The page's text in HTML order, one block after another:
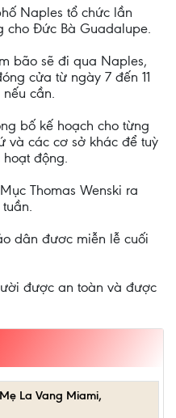
Naples tổ chức lần
cho Đức Bà Guadalupe.
bão sẽ đi qua Naples,
cửa từ ngày 7 đến 11
cần.
bố kế hoạch cho từng
và các cơ sở khác để tuỳ
động.
Thomas Wenski ra
dân đươc miễn lễ cuối
được an toàn và được
La Vang Miami,